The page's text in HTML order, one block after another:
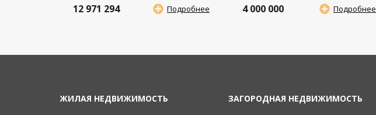
Подробнее
12 971 294 Подробнее
4 000 000
ЖИЛАЯ НЕДВИЖИМОСТЬ ЗАГОРОДНАЯ НЕДВИЖИМОСТЬ